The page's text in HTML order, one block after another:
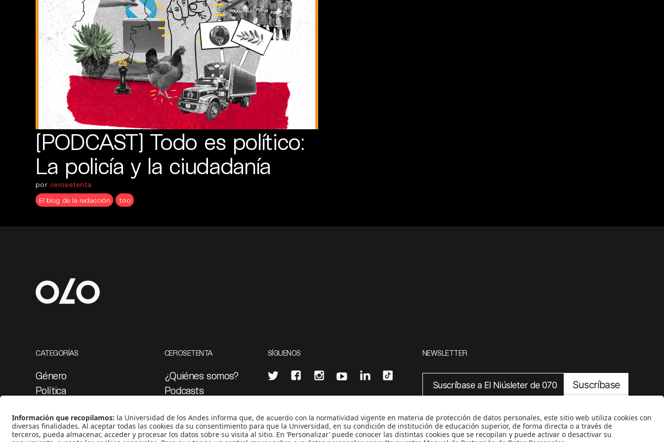
[PODCAST] Todo es político:
La policía y la ciudadanía
por cerosetenta
El blog de la redacción
too
CATEGORÍAS
Género
Política
Medio ambiente
Medios y periodismo
CEROSETENTA
¿Quiénes somos?
Podcasts
Proyectos 070
SÍGUENOS
CONTÁCTANOS
cerosetenta@uniandes.edu.co
NEWSLETTER
Suscríbase